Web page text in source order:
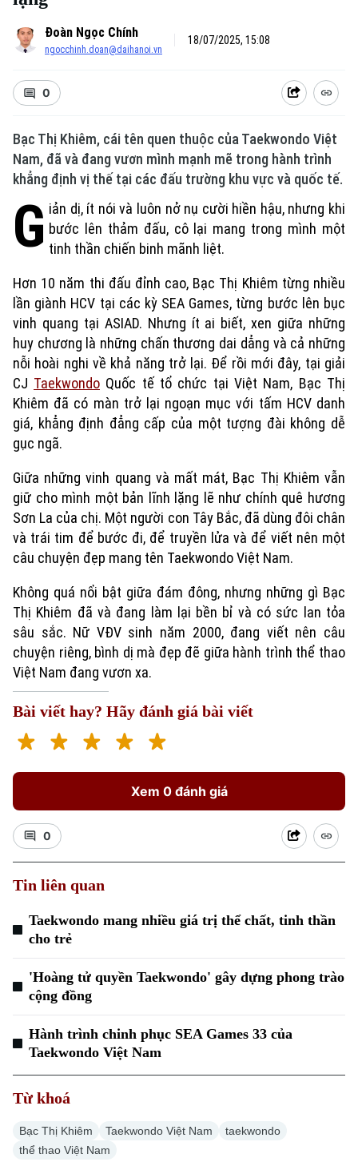
Xu hướng
Đoàn Ngọc Chính
ngocchinh.doan@daihanoi.vn
18/07/2025, 15:08
0
Bạc Thị Khiêm, cái tên quen thuộc của Taekwondo Việt
Nam, đã và đang vươn mình mạnh mẽ trong hành trình
khẳng định vị thế tại các đấu trường khu vực và quốc tế.
G iản dị, ít nói và luôn nở nụ cười hiền hậu, nhưng khi
bước lên thảm đấu, cô lại mang trong mình một
tinh thần chiến binh mãnh liệt.
Hơn 10 năm thi đấu đỉnh cao, Bạc Thị Khiêm từng nhiều
lần giành HCV tại các kỳ SEA Games, từng bước lên bục
vinh quang tại ASIAD. Nhưng ít ai biết, xen giữa những
huy chương là những chấn thương dai dẳng và cả những
nỗi hoài nghi về khả năng trở lại. Để rồi mới đây, tại giải
CJ Taekwondo Quốc tế tổ chức tại Việt Nam, Bạc Thị
Khiêm đã có màn trở lại ngoạn mục với tấm HCV danh
giá, khẳng định đẳng cấp của một tượng đài không dễ
gục ngã.
Giữa những vinh quang và mất mát, Bạc Thị Khiêm vẫn
giữ cho mình một bản lĩnh lặng lẽ như chính quê hương
Sơn La của chị. Một người con Tây Bắc, đã dùng đôi chân
và trái tim để bước đi, để truyền lửa và để viết nên một
câu chuyện đẹp mang tên Taekwondo Việt Nam.
Không quá nổi bật giữa đám đông, nhưng những gì Bạc
Thị Khiêm đã và đang làm lại bền bỉ và có sức lan tỏa
sâu sắc. Nữ VĐV sinh năm 2000, đang viết nên câu
chuyện riêng, bình dị mà đẹp đẽ giữa hành trình thể thao
Việt Nam đang vươn xa.
Bài viết hay? Hãy đánh giá bài viết
Xem 0 đánh giá
0
Tin liên quan
Taekwondo mang nhiều giá trị thể chất, tinh thần
cho trẻ
'Hoàng tử quyền Taekwondo' gây dựng phong trào
cộng đồng
Hành trình chinh phục SEA Games 33 của
Taekwondo Việt Nam
Từ khoá
Bạc Thị Khiêm Taekwondo Việt Nam
taekwondo
thể thao Việt Nam